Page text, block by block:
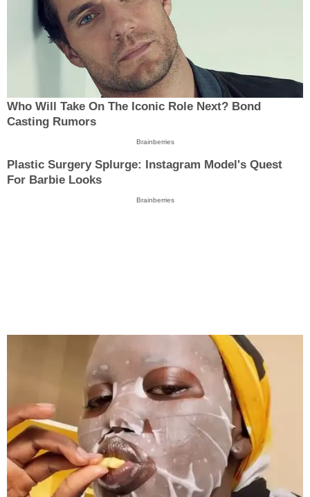
Who Will Take On The Iconic Role Next? Bond
Casting Rumors
Brainberries
Plastic Surgery Splurge: Instagram Model's Quest
For Barbie Looks
Brainberries